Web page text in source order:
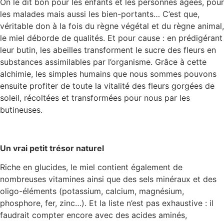
On le dit bon pour les enfants et les personnes âgées, pour
les malades mais aussi les bien-portants… C’est que,
véritable don à la fois du règne végétal et du règne animal,
le miel déborde de qualités. Et pour cause : en prédigérant
leur butin, les abeilles transforment le sucre des fleurs en
substances assimilables par l’organisme. Grâce à cette
alchimie, les simples humains que nous sommes pouvons
ensuite profiter de toute la vitalité des fleurs gorgées de
soleil, récoltées et transformées pour nous par les
butineuses.
Un vrai petit trésor naturel
Riche en glucides, le miel contient également de
nombreuses vitamines ainsi que des sels minéraux et des
oligo-éléments (potassium, calcium, magnésium,
phosphore, fer, zinc…). Et la liste n’est pas exhaustive : il
faudrait compter encore avec des acides aminés,